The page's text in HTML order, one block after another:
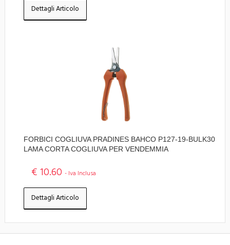
Dettagli Articolo
FORBICI COGLIUVA PRADINES BAHCO P127-19-BULK30
LAMA CORTA COGLIUVA PER VENDEMMIA
€ 10.60 - Iva Inclusa
Dettagli Articolo